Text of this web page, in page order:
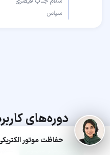
سپاس
حفاظت موتور
دوره‌های